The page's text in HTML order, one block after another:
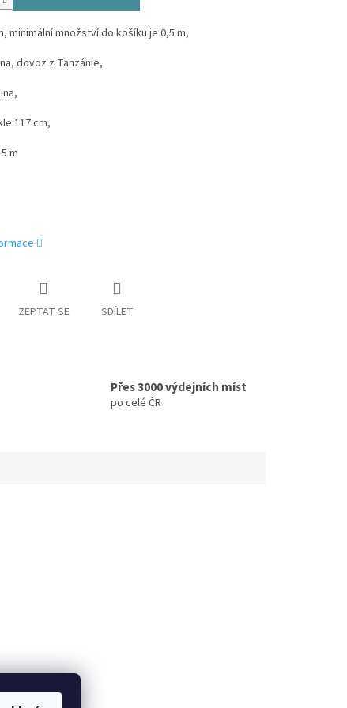
minimální množství do košíku je 0,5 m,
dovoz z Tanzánie,
117 cm,
m
ZEPTAT SE SDÍLET
Přes 3000 výdejních míst
po celé ČR